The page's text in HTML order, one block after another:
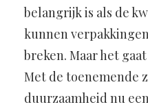
belangrijk is als de
kunnen
breken. Maar het
Met de toenemende
duurzaamheid nu